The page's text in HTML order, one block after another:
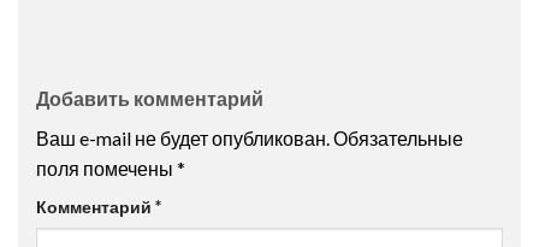
Добавить комментарий
Ваш e-mail не будет опубликован. Обязательные
поля помечены *
Комментарий *